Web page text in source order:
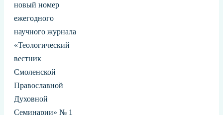
новый номер
ежегодного
научного журнала
«Теологический
вестник
Смоленской
Православной
Духовной
Семинарии» № 1